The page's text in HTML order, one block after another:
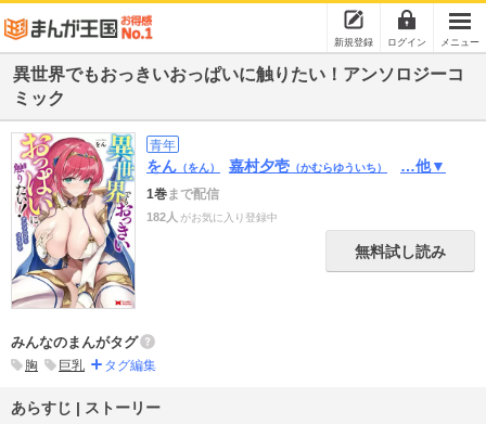
新規登録 ログイン メニュー
異世界でもおっきいおっぱいに触りたい！アンソロジーコ
ミック
青年
をん （をん） 嘉村夕壱 （かむらゆういち） …他▼
1巻まで配信
182人 がお気に入り登録中
無料試し読み
みんなのまんがタグ
胸 巨乳 タグ編集
あらすじ | ストーリー